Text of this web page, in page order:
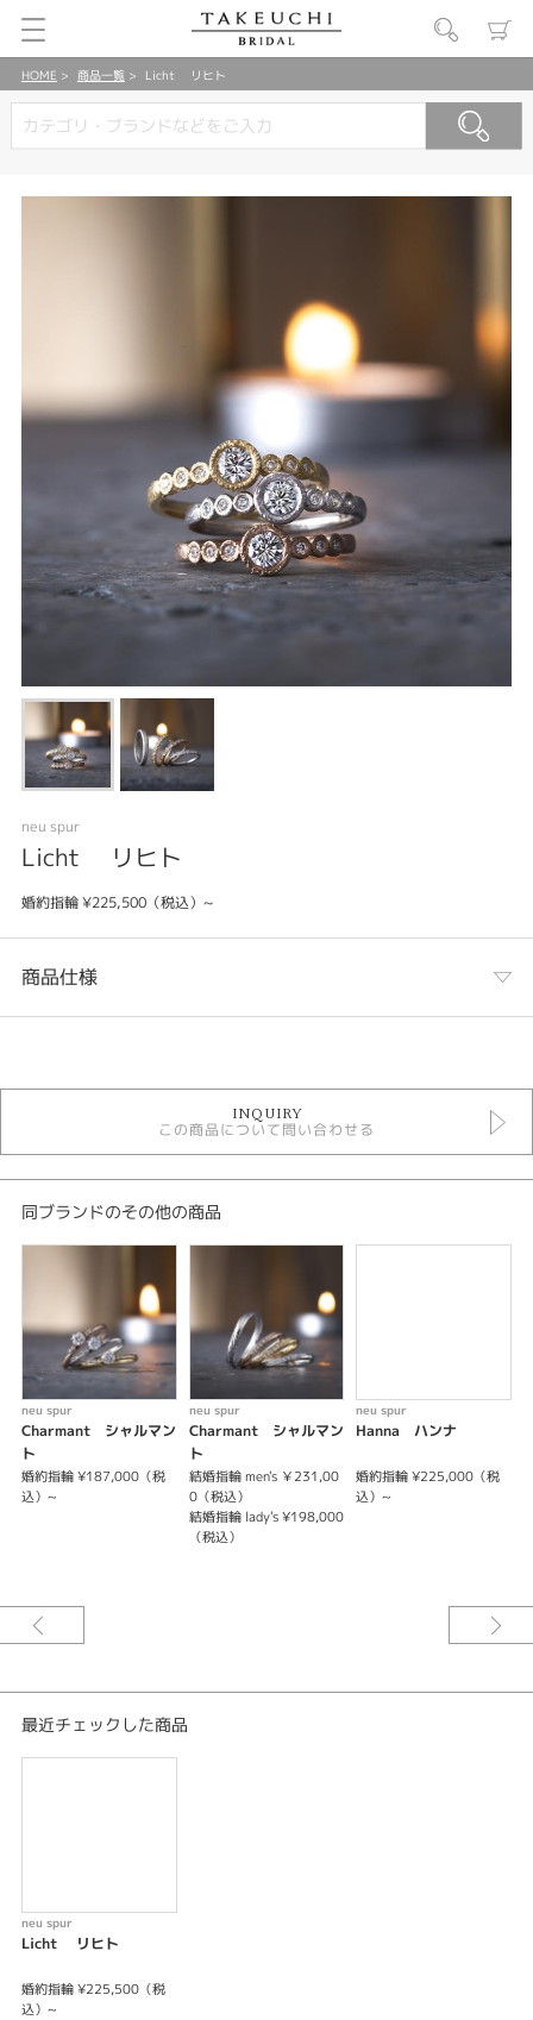
HOME 商品一覧 Licht リヒト
neu spur
Licht リヒト
婚約指輪 ¥225,500（税込）~
商品仕様
婚約指輪
婚約指輪 エタニティ
婚約指輪 槌目
婚約指輪 ゴールドカラー
婚約指輪 プラチナカラー
ノイシュプール 婚約指輪
アンティーク
テイスト
婚約指輪 アンティーク
紹介文
「未来へ続く足跡を 永遠に刻んでゆく」との想いを込め
ふたりだけのためのリングです
INQUIRY
この商品について問い合わせる
同ブランドのその他の商品
neu spur
Charmant シャルマン
ト
婚約指輪 ¥187,000（税
込）~
neu spur
Charmant シャルマン
ト
結婚指輪 men's ￥231,00
0（税込）
結婚指輪 lady's ¥198,000
（税込）
neu spur
Hanna ハンナ
婚約指輪 ¥225,000（税
込）~
最近チェックした商品
neu spur
Licht リヒト
婚約指輪 ¥225,500（税
込）~